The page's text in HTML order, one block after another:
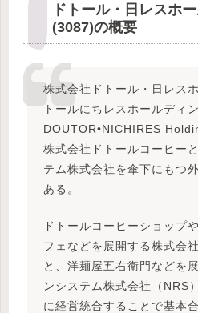
ドトール・日レスホ
(3087)の概要
株式会社ドトール・日レス
トールにちレスホールディン
DOUTOR•NICHIRES
株式会社ドトールコーヒー
テム株式会社を傘下にもつ
ある。
ドトールコーヒーショップ
フェなどを展開する株式会
と、洋麺屋五右衛門などを
ンシステム株式会社（NRS
に経営統合することで基本合